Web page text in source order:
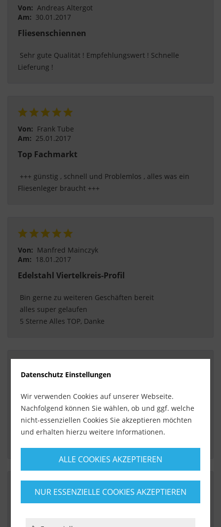
Von: Andreas Altergot
Am: 30.01.2017
Fliesenschiennen
Lieferung !
Von: Frank Tube
Am: 25.01.2017
Top Fachmarkt
Fliesenleger braucht +++
Von: Manfred Mainczyk
Am: 18.01.2017
Edelstahl Viertelkreis-Profil
Bin gerne zu weiteren Geschäften bereit
alles super gelaufen
5 Sterne Alles TOP, Danke
Am:
23.11.2016
Eduard Fuchs
Top Qualität, schneller Versand, Super Preis.
Von: Monika Maisel
Datenschutz Einstellungen
Wir verwenden Cookies auf unserer Webseite.
Nachfolgend können Sie wählen, ob und ggf. welche
nicht-essenziellen Cookies Sie akzeptieren möchten
und erhalten hierzu weitere Informationen.
ALLE COOKIES AKZEPTIEREN
NUR ESSENZIELLE COOKIES AKZEPTIEREN